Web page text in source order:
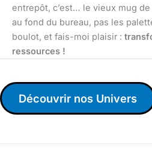
entrepôt, c’est… le vieux mug
au fond du bureau, pas les
boulot, et fais-moi plaisir :
ressources !
Découvrir nos Univers